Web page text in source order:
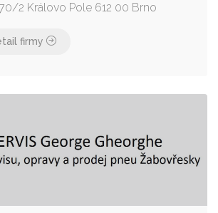
2 Královo Pole 612 00 Brno
firmy